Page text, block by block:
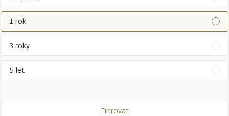
1 rok
3 roky
5 let
Filtrovat